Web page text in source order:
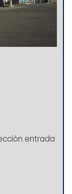
entrada